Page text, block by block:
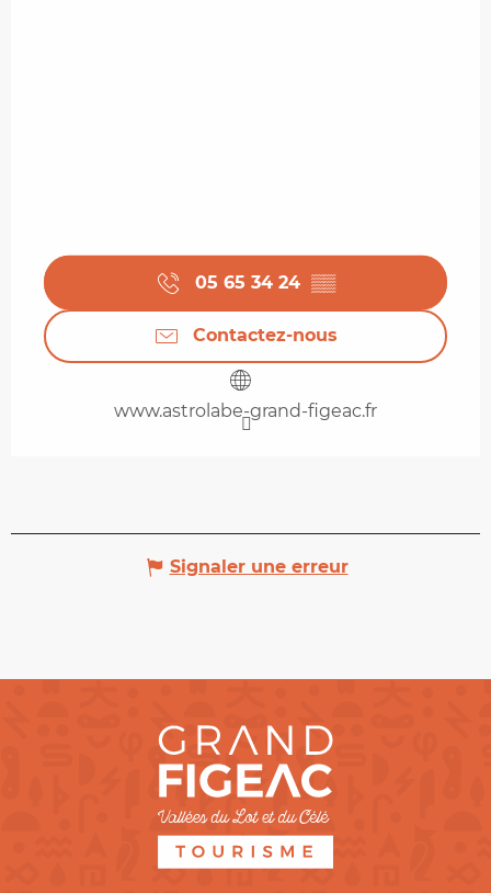
05 65 34 24 ▒▒
Contactez-nous
www.astrolabe-grand-figeac.fr
Signaler une erreur